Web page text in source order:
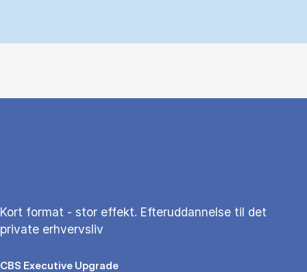
Kort format - stor effekt. Efteruddannelse til det
private erhvervsliv
CBS Executive Upgrade